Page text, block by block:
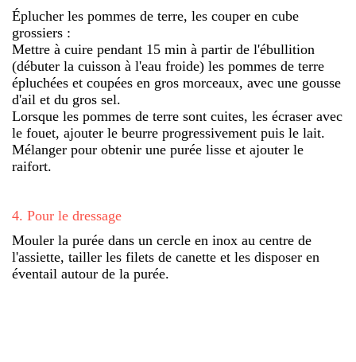
Éplucher les pommes de terre, les couper en cube
grossiers :
Mettre à cuire pendant 15 min à partir de l'ébullition
(débuter la cuisson à l'eau froide) les pommes de terre
épluchées et coupées en gros morceaux, avec une gousse
d'ail et du gros sel.
Lorsque les pommes de terre sont cuites, les écraser avec
le fouet, ajouter le beurre progressivement puis le lait.
Mélanger pour obtenir une purée lisse et ajouter le
raifort.
4. Pour le dressage
Mouler la purée dans un cercle en inox au centre de
l'assiette, tailler les filets de canette et les disposer en
éventail autour de la purée.